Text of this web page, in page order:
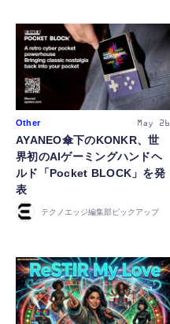
Other May 26
AYANEO傘下のKONKR、世
界初のAIゲーミングハンドヘ
ルド「Pocket BLOCK」を発
表
テクノエッジ編集部ピックアップ